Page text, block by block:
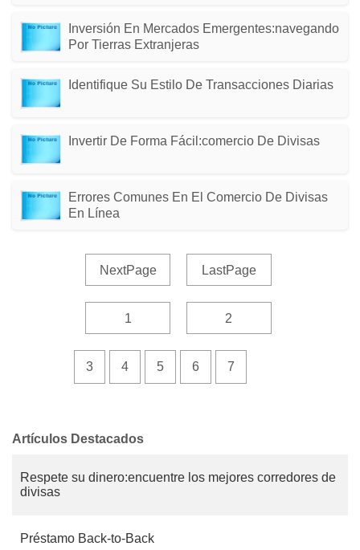
Inversión En Mercados Emergentes:navegando
Por Tierras Extranjeras
Identifique Su Estilo De Transacciones Diarias
Invertir De Forma Fácil:comercio De Divisas
Errores Comunes En El Comercio De Divisas
En Línea
NextPage LastPage
1 2
3 4 5 6 7
Artículos Destacados
Respete su dinero:encuentre los mejores corredores de
divisas
Préstamo Back-to-Back